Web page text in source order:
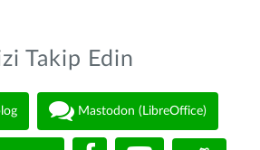
Takip Edin
Mastodon (LibreOffice)